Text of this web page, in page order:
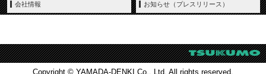
会社情報 お知らせ（プレスリリース）
Copyright © YAMADA-DENKI Co., Ltd. All rights reserved.